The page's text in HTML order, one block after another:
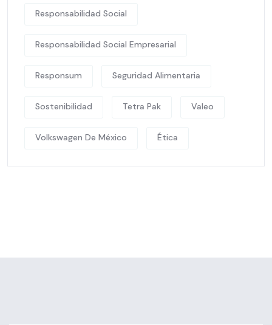
Responsabilidad Social
Responsabilidad Social Empresarial
Responsum Seguridad Alimentaria
Sostenibilidad Tetra Pak Valeo
Volkswagen De México Ética